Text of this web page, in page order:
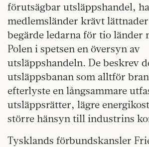
förutsägbar utsläppshandel,
medlemsländer krävt
begärde ledarna för tio länder
Polen i spetsen en översyn av
utsläppshandeln. De beskrev
utsläppsbanan som alltför
efterlyste en långsammare
utsläppsrätter, lägre
större hänsyn till industrins
Tysklands förbundskansler